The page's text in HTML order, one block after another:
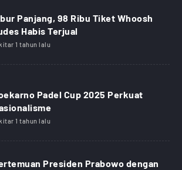
Panjang, 98 Ribu Tiket Whoosh
Habis Terjual
1 tahun lalu
Padel Cup 2025 Perkuat
1 tahun lalu
Presiden Prabowo dengan